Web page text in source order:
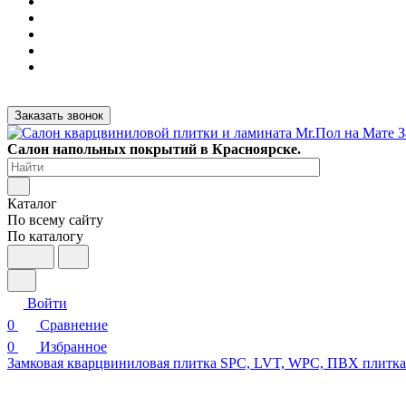
Заказать звонок
Салон напольных покрытий в Красноярске.
Каталог
По всему сайту
По каталогу
Войти
0
Сравнение
0
Избранное
Замковая кварцвиниловая плитка SPC, LVT, WPC, ПВХ